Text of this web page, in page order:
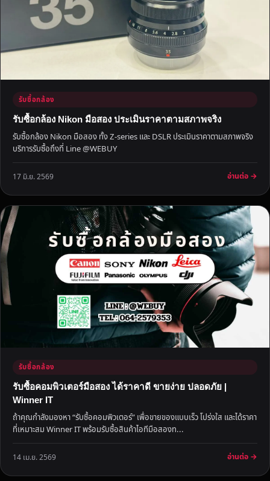
รี
อ
ยุ
ธ
ห้
ร
ค
ณ
ใ
รับซื้อกล้อง
รับซื้อกล้อง Nikon มือสอง ประเมินราคาตามสภาพจริง
รับซื้อกล้อง Nikon มือสอง ทั้ง Z-series และ DSLR ประเมินราคาตามสภาพจริง
บริการรับซื้อถึงที่ Line @WEBUY
17 มิ.ย. 2569 อ่านต่อ →
รับซื้อกล้อง
รับซื้อคอมพิวเตอร์มือสอง ได้ราคาดี ขายง่าย ปลอดภัย |
Winner IT
ถ้าคุณกำลังมองหา “รับซื้อคอมพิวเตอร์” เพื่อขายของแบบเร็ว โปร่งใส และได้ราคา
ที่เหมาะสม Winner IT พร้อมรับซื้อสินค้าไอทีมือสองท...
14 เม.ย. 2569 อ่านต่อ →